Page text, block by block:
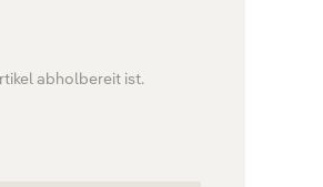
abholbereit ist.